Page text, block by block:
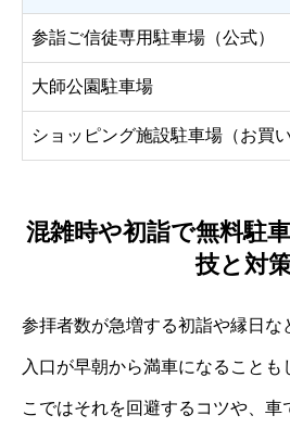
参詣ご信徒専用駐車場（公式）
大師公園駐車場
ショッピング施設駐車場（お買
混雑時や初詣で無料駐
技と対
参拝者数が急増する初詣や縁日な
入口が早朝から満車になることも
こではそれを回避するコツや、車